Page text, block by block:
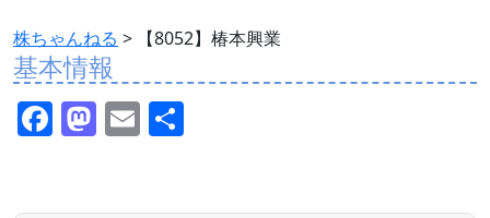
株ちゃんねる > 【8052】椿本興業
基本情報
F M E